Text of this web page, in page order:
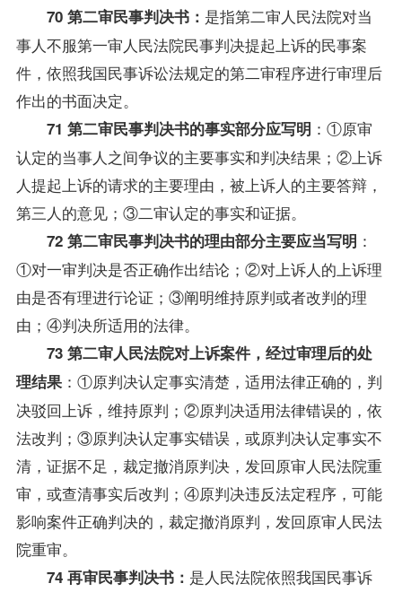
70 第二审民事判决书： 是指第二审人民法院对当
事人不服第一审人民法院民事判决提起上诉的民事案
件，依照我国民事诉讼法规定的第二审程序进行审理后
作出的书面决定。
71 第二审民事判决书的事实部分应写明 ：①原审
认定的当事人之间争议的主要事实和判决结果；②上诉
人提起上诉的请求的主要理由，被上诉人的主要答辩，
第三人的意见；③二审认定的事实和证据。
72 第二审民事判决书的理由部分主要应当写明 ：
①对一审判决是否正确作出结论；②对上诉人的上诉理
由是否有理进行论证；③阐明维持原判或者改判的理
由；④判决所适用的法律。
73 第二审人民法院对上诉案件，经过审理后的处
理结果：①原判决认定事实清楚，适用法律正确的，判
决驳回上诉，维持原判；②原判决适用法律错误的，依
法改判；③原判决认定事实错误，或原判决认定事实不
清，证据不足，裁定撤消原判决，发回原审人民法院重
审，或查清事实后改判；④原判决违反法定程序，可能
影响案件正确判决的，裁定撤消原判，发回原审人民法
院重审。
74 再审民事判决书： 是人民法院依照我国民事诉